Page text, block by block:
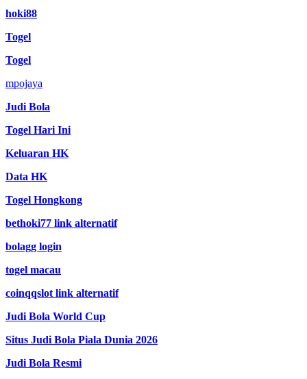
hoki88
Togel
Togel
mpojaya
Judi Bola
Togel Hari Ini
Keluaran HK
Data HK
Togel Hongkong
bethoki77 link alternatif
bolagg login
togel macau
coinqqslot link alternatif
Judi Bola World Cup
Situs Judi Bola Piala Dunia 2026
Judi Bola Resmi